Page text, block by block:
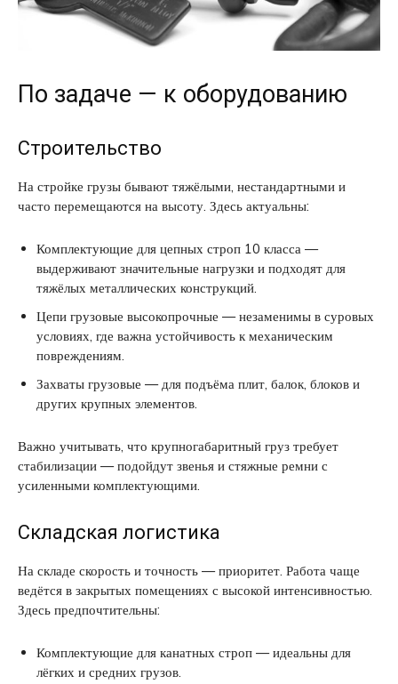
По задаче — к оборудованию
Строительство
На стройке грузы бывают тяжёлыми, нестандартными и
часто перемещаются на высоту. Здесь актуальны:
Комплектующие для цепных строп 10 класса —
выдерживают значительные нагрузки и подходят для
тяжёлых металлических конструкций.
Цепи грузовые высокопрочные — незаменимы в суровых
условиях, где важна устойчивость к механическим
повреждениям.
Захваты грузовые — для подъёма плит, балок, блоков и
других крупных элементов.
Важно учитывать, что крупногабаритный груз требует
стабилизации — подойдут звенья и стяжные ремни с
усиленными комплектующими.
Складская логистика
На складе скорость и точность — приоритет. Работа чаще
ведётся в закрытых помещениях с высокой интенсивностью.
Здесь предпочтительны:
Комплектующие для канатных строп — идеальны для
лёгких и средних грузов.